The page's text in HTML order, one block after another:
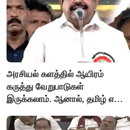
அரசியல் களத்தில் ஆயிரம்
கருத்து வேறுபாடுகள்
இருக்கலாம். ஆனால், தமிழ் என்று
தமிழர்கள் - எடப்பாடி பழனிசாமி..!